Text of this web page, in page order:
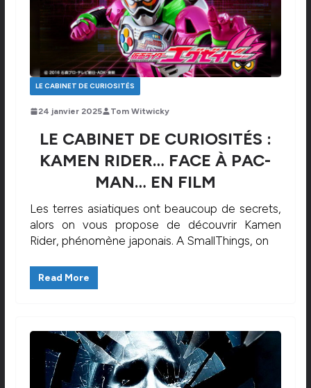
LE CABINET DE CURIOSITÉS
24 janvier 2025 Tom Witwicky
LE CABINET DE CURIOSITÉS :
KAMEN RIDER… FACE À PAC-
MAN… EN FILM
Les terres asiatiques ont beaucoup de secrets,
alors on vous propose de découvrir Kamen
Rider, phénomène japonais. A SmallThings, on
Read More